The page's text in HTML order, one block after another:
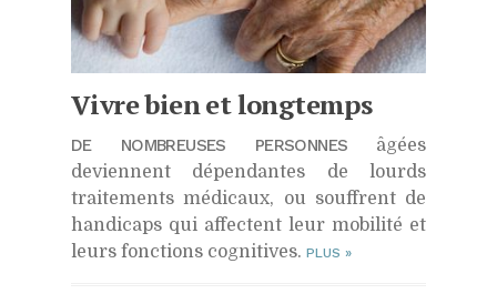
Vivre bien et longtemps
DE NOMBREUSES PERSONNES âgées
deviennent dépendantes de lourds
traitements médicaux, ou souffrent de
handicaps qui affectent leur mobilité et
leurs fonctions cognitives. PLUS »